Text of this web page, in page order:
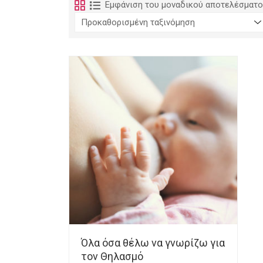
Εμφάνιση του μοναδικού
Όλα όσα θέλω να γνωρίζω για
τον Θηλασμό